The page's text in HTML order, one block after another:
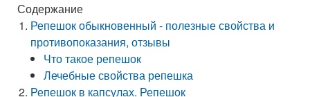
Содержание
Репешок обыкновенный - полезные свойства и
противопоказания, отзывы
Что такое репешок
Лечебные свойства репешка
Репешок в капсулах. Репешок